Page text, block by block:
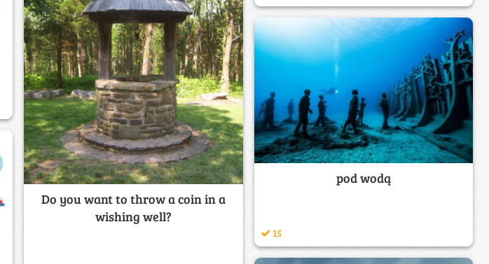
Do you want to throw a coin in a
wishing well?
pod wodą
15